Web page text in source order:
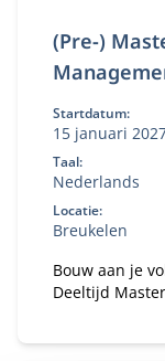
(Pre-)
Startdatum:
15 januari
Taal:
Nederlands
Locatie:
Breukelen
Bouw aan je
Deeltijd